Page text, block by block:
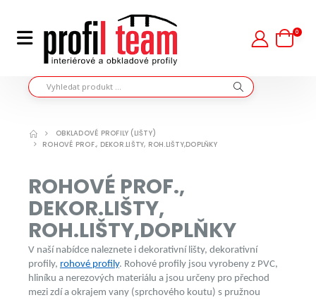
0
OBKLADOVÉ PROFILY (LIŠTY)
ROHOVÉ PROF., DEKOR.LIŠTY, ROH.LIŠTY,DOPLŇKY
ROHOVÉ PROF.,
DEKOR.LIŠTY,
ROH.LIŠTY,DOPLŇKY
V naší nabídce naleznete i dekorativní lišty, dekorativní
profily, rohové profily. Rohové profily jsou vyrobeny z PVC,
hliníku a nerezových materiálu a jsou určeny pro přechod
mezi zdí a okrajem vany (sprchového koutu) s pružnou